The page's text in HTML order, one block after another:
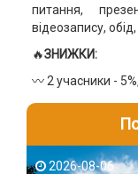
питання,
відеозапису,
🔥ЗНИЖКИ:
〰️ 2 учасники -
2026-08-06